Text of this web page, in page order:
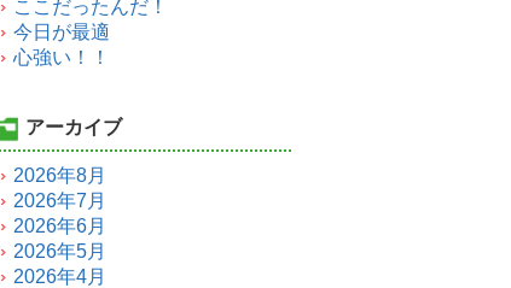
ここだったんだ！
今日が最適
心強い！！
アーカイブ
2026年8月
2026年7月
2026年6月
2026年5月
2026年4月